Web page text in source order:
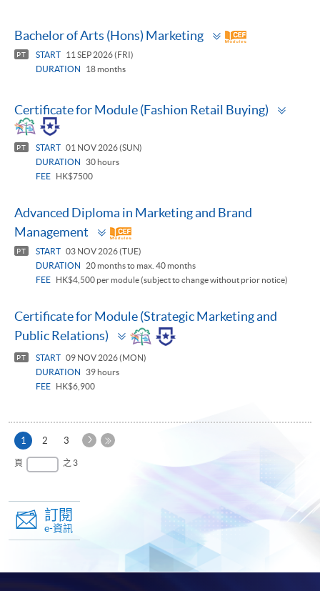
Bachelor of Arts (Hons) Marketing
Toggle
panel
PT START
11 SEP 2026 (FRI)
DURATION
18 months
Certificate for Module (Fashion Retail Buying)
PT START 01 NOV 2026 (SUN)
DURATION
30 hours
FEE
HK$7500
Advanced Diploma in Marketing and Brand
Management
Toggle
panel
PT START 03 NOV 2026 (TUE)
DURATION
20 months to max. 40 months
FEE
HK$4,500 per module (subject to change without prior notice)
Certificate for Module (Strategic Marketing and
Public Relations)
Toggle
panel
PT START 09 NOV 2026 (MON)
DURATION
39 hours
FEE
HK$6,900
1 本
頁
2 3
下
頁 之 3
訂閱
e-資訊